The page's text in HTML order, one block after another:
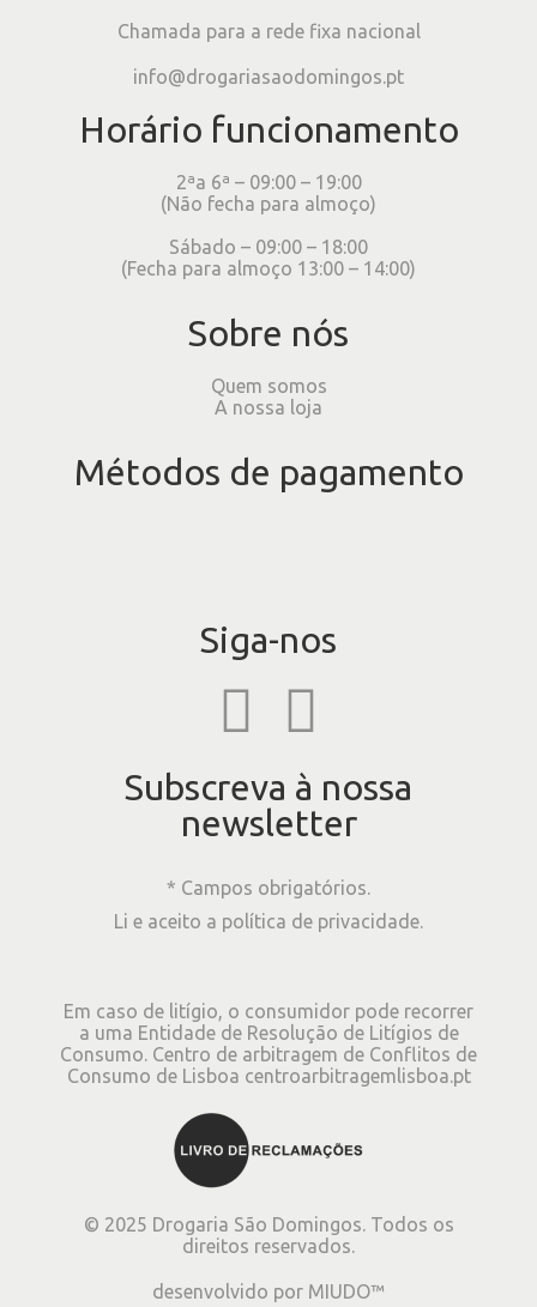
Chamada para a rede fixa nacional
info@drogariasaodomingos.pt
Horário funcionamento
2ªa 6ª – 09:00 – 19:00
(Não fecha para almoço)
Sábado – 09:00 – 18:00
(Fecha para almoço 13:00 – 14:00)
Sobre nós
Quem somos
A nossa loja
Métodos de pagamento
Siga-nos
Subscreva à nossa
newsletter
* Campos obrigatórios.
Li e aceito a política de privacidade.
Em caso de litígio, o consumidor pode recorrer
a uma Entidade de Resolução de Litígios de
Consumo. Centro de arbitragem de Conflitos de
Consumo de Lisboa centroarbitragemlisboa.pt
© 2025 Drogaria São Domingos. Todos os
direitos reservados.
desenvolvido por MIUDO™